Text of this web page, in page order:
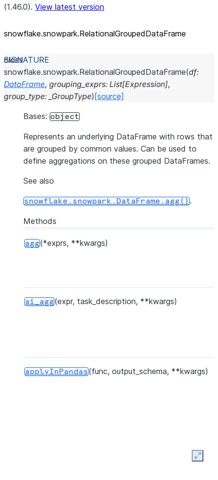
(1.46.0). View latest version
snowflake.snowpark.RelationalGroupedDataFrame
class
snowflake.snowpark.RelationalGroupedDataFrame(df:
DataFrame, grouping_exprs: List[Expression],
group_type: _GroupType) [source]
Bases: object
Represents an underlying DataFrame with rows that
are grouped by common values. Can be used to
define aggregations on these grouped DataFrames.
See also
snowflake.snowpark.DataFrame.agg().
Methods
agg(*exprs, **kwargs)
ai_agg(expr, task_description, **kwargs)
applyInPandas(func, output_schema, **kwargs)